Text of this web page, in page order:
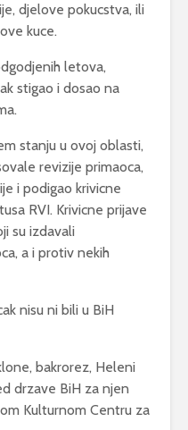
djelove pokucstva, ili
kuce.
letova,
stigao i dosao na
stanju u ovoj oblasti,
revizije primaoca,
i podigao krivicne
RVI. Krivicne prijave
su izdavali
a i protiv nekih
nisu ni bili u BiH
bakrorez, Heleni
drzave BiH za njen
Kulturnom Centru za